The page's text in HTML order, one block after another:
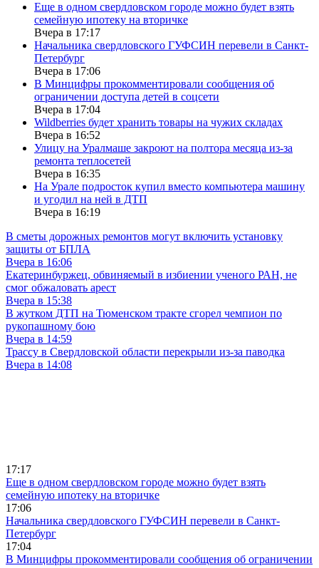
Еще в одном свердловском городе можно будет взять
семейную ипотеку на вторичке
Вчера в 17:17
Начальника свердловского ГУФСИН перевели в Санкт-
Петербург
Вчера в 17:06
В Минцифры прокомментировали сообщения об
ограничении доступа детей в соцсети
Вчера в 17:04
Wildberries будет хранить товары на чужих складах
Вчера в 16:52
Улицу на Уралмаше закроют на полтора месяца из-за
ремонта теплосетей
Вчера в 16:35
На Урале подросток купил вместо компьютера машину
и угодил на ней в ДТП
Вчера в 16:19
В сметы дорожных ремонтов могут включить установку
защиты от БПЛА
Вчера в 16:06
Екатеринбуржец, обвиняемый в избиении ученого РАН, не
смог обжаловать арест
Вчера в 15:38
В жутком ДТП на Тюменском тракте сгорел чемпион по
рукопашному бою
Вчера в 14:59
Трассу в Свердловской области перекрыли из-за паводка
Вчера в 14:08
17:17
Еще в одном свердловском городе можно будет взять
семейную ипотеку на вторичке
17:06
Начальника свердловского ГУФСИН перевели в Санкт-
Петербург
17:04
В Минцифры прокомментировали сообщения об ограничении